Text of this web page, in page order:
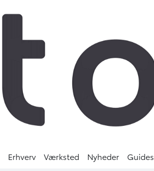
Erhverv Værksted Nyheder Guides